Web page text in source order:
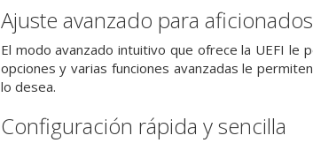
Ajuste avanzado para
El modo avanzado intuitivo que ofrece la UEFI le
opciones y varias funciones avanzadas le
lo desea.
Configuración rápida y sencilla